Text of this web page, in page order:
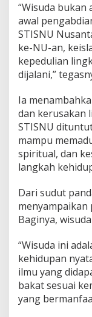
“Wisuda
awal
STISNU
ke-NU-an,
kepedulian
dijalani,”
Ia
dan kerusakan
STISNU
mampu
spiritual, dan
langkah
Dari sudut
Baginya,
“Wisuda ini
kehidupan
ilmu yang
bakat sesuai
yang